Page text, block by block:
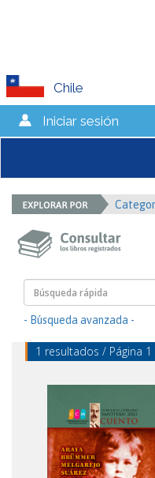
Chile
Iniciar sesión
- Búsqueda avanzada -
1 resultados / Página 1